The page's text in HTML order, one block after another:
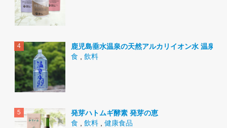
鹿児島垂水温泉の天然アルカリイオン水 温泉水
食
飲料
発芽ハトムギ酵素 発芽の恵
食
飲料 健康食品